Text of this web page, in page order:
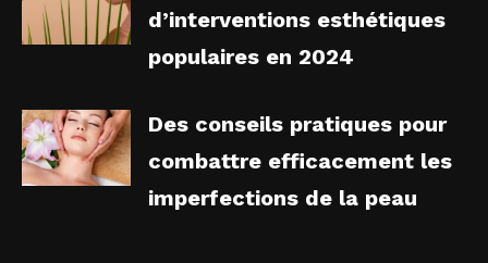
d’interventions esthétiques
populaires en 2024
Des conseils pratiques pour
combattre efficacement les
imperfections de la peau